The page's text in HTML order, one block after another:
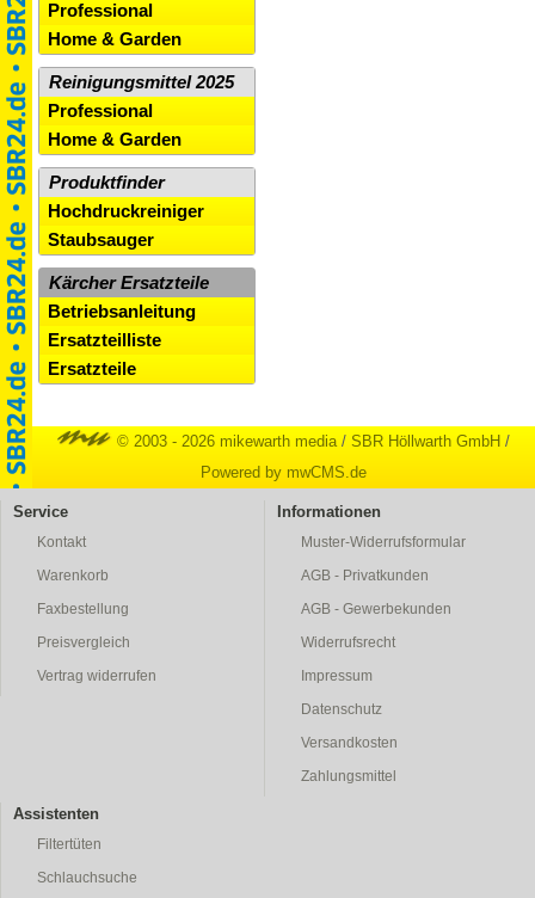
Professional
Home & Garden
Reinigungsmittel 2025
Professional
Home & Garden
Produktfinder
Hochdruckreiniger
Staubsauger
Kärcher Ersatzteile
Betriebsanleitung
Ersatzteilliste
Ersatzteile
© 2003 - 2026 mikewarth media/ SBR Höllwarth GmbH /
Powered by mwCMS.de
Service
Kontakt
Warenkorb
Faxbestellung
Preisvergleich
Vertrag widerrufen
Informationen
Muster-Widerrufsformular
AGB - Privatkunden
AGB - Gewerbekunden
Widerrufsrecht
Impressum
Datenschutz
Versandkosten
Zahlungsmittel
Assistenten
Filtertüten
Schlauchsuche